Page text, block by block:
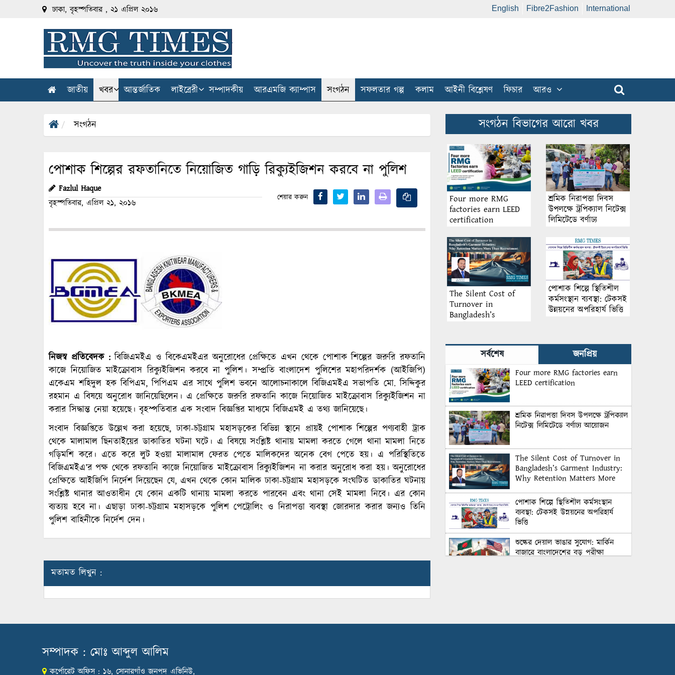
ঢাকা, বৃহস্পতিবার , ২১ এপ্রিল ২০১৬ English Fibre2Fashion International
জাতীয় খবর আন্তর্জাতিক লাইব্রেরী সম্পাদকীয় আরএমজি ক্যাম্পাস সংগঠন সফলতার গল্প কলাম আইনী বিশ্লেষণ ফিচার আরও
সংগঠন
পোশাক শিল্পের রফতানিতে নিয়োজিত গাড়ি রিক্যুইজিশন করবে না পুলিশ
Fazlul Haque
বৃহস্পতিবার, এপ্রিল ২১, ২০১৬
শেয়ার করুন
নিজস্ব প্রতিবেদক :বিজিএমইএ ও বিকেএমইএর অনুরোধের প্রেক্ষিতে এখন থেকে পোশাক শিল্পের জরুরি রফতানি
কাজে নিয়োজিত মাইক্রোবাস রিক্যুইজিশন করবে না পুলিশ। সম্প্রতি বাংলাদেশ পুলিশের মহাপরিদর্শক (আইজিপি)
একেএম শহিদুল হক বিপিএম, পিপিএম এর সাথে পুলিশ ভবনে আলোচনাকালে বিজিএমইএ সভাপতি মো. সিদ্দিকুর
রহমান এ বিষয়ে অনুরোধ জানিয়েছিলেন। এ প্রেক্ষিতে জরুরি রফতানি কাজে নিয়োজিত মাইক্রোবাস রিক্যুইজিশন না
করার সিদ্ধান্ত নেয়া হয়েছে। বৃহস্পতিবার এক সংবাদ বিজ্ঞপ্তির মাধ্যমে বিজিএমই এ তথ্য জানিয়েছে।
সংবাদ বিজ্ঞপ্তিতে উল্লেখ করা হয়েছে, ঢাকা-চট্টগ্রাম মহাসড়কের বিভিন্ন স্থানে প্রায়ই পোশাক শিল্পের পণ্যবাহী ট্রাক
থেকে মালামাল ছিনতাইয়ের ডাকাতির ঘটনা ঘটে। এ বিষয়ে সংশ্লিষ্ট থানায় মামলা করতে গেলে থানা মামলা নিতে
গড়িমশি করে। এতে করে লুট হওয়া মালামাল ফেরত পেতে মালিকদের অনেক বেগ পেতে হয়। এ পরিস্থিতিতে
বিজিএমইএ’র পক্ষ থেকে রফতানি কাজে নিয়োজিত মাইক্রোবাস রিক্যুইজিশন না করার অনুরোধ করা হয়। অনুরোধের
প্রেক্ষিতে আইজিপি নির্দেশ দিয়েছেন যে, এখন থেকে কোন মালিক ঢাকা-চট্টগ্রাম মহাসড়কে সংঘটিত ডাকাতির ঘটনায়
সংশ্লিষ্ট থানার আওতাধীন যে কোন একটি থানায় মামলা করতে পারবেন এবং থানা সেই মামলা নিবে। এর কোন
ব্যত্যয় হবে না। এছাড়া ঢাকা-চট্টগ্রাম মহাসড়কে পুলিশ পেট্রোলিং ও নিরাপত্তা ব্যবস্থা জোরদার করার জন্যও তিনি
পুলিশ বাহিনীকে নির্দেশ দেন।
মতামত লিখুন :
সংগঠন বিভাগের আরো খবর
Four more RMG
factories earn LEED
certification
শ্রমিক নিরাপত্তা দিবস
উপলক্ষে ট্রপিক্যাল নিটেক্স
লিমিটেডে বর্ণাঢ্য
The Silent Cost of
Turnover in
Bangladesh’s
Matters More Than
Recruitment
পোশাক শিল্পে স্থিতিশীল
কর্মসংস্থান ব্যবস্থা: টেকসই
উন্নয়নের অপরিহার্য ভিত্তি
সর্বশেষ জনপ্রিয়
Four more RMG factories earn
LEED certification
শ্রমিক নিরাপত্তা দিবস উপলক্ষে ট্রপিক্যাল
নিটেক্স লিমিটেডে বর্ণাঢ্য আয়োজন
The Silent Cost of Turnover in
Bangladesh’s Garment Industry:
Why Retention Matters More
পোশাক শিল্পে স্থিতিশীল কর্মসংস্থান
ব্যবস্থা: টেকসই উন্নয়নের অপরিহার্য
ভিত্তি
শুল্কের দেয়াল ভাঙার সুযোগ: মার্কিন
বাজারে বাংলাদেশের বড় পরীক্ষা
সম্পাদক : মোঃ আব্দুল আলিম
কর্পোরেট অফিস : ১৬, সোনারগাঁও জনপদ এভিনিউ,